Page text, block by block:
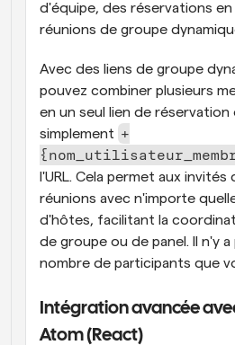
d'équipe, des réservations
réunions de groupe
Avec des liens de groupe
pouvez combiner plusieurs
en un seul lien de
simplement +
l'URL. Cela permet aux
réunions avec n'importe
d'hôtes, facilitant la
de groupe ou de panel. Il n'y a
nombre de participants que
Intégration avancée
Atom (React)